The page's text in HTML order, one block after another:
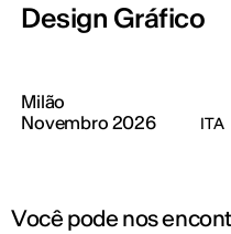
Design Gráfico
Milão
Novembro 2026
ITA
Você pode nos